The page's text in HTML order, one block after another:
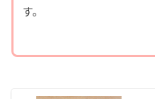
す。